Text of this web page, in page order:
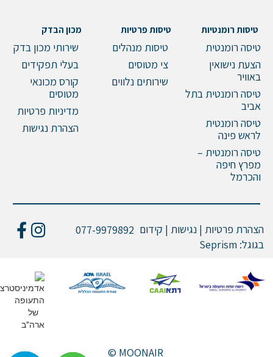
טיסות רומנטיות
טיסה רומנטית
הצעת נישואין
באוויר
טיסה רומנטית בתל
אביב
טיסה רומנטית
לראש פינה
טיסה רומנטית –
מפרץ חיפה
והכרמל
טיסות פרטיות
טיסות מנהלים
צי מטוסים
שירותים נלווים
מכון הבדק
שירותי מכון בדק
בעלי תפקידים
קורס מכונאי
מטוסים
מדיניות פרטיות
הצהרת נגישות
הצהרת פרטיות | נגישות | קידום
בגוגל: Seprism
077-9979892
© MOONAIR